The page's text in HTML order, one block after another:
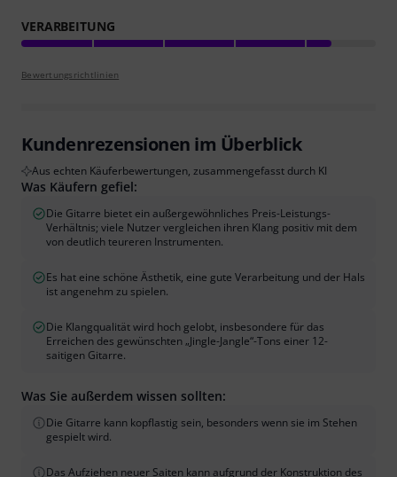
VERARBEITUNG
Bewertungsrichtlinien
Kundenrezensionen im Überblick
Aus echten Käuferbewertungen, zusammengefasst durch KI
Was Käufern gefiel:
Die Gitarre bietet ein außergewöhnliches Preis-Leistungs-
Verhältnis; viele Nutzer vergleichen ihren Klang positiv mit dem
von deutlich teureren Instrumenten.
Es hat eine schöne Ästhetik, eine gute Verarbeitung und der Hals
ist angenehm zu spielen.
Die Klangqualität wird hoch gelobt, insbesondere für das
Erreichen des gewünschten „Jingle-Jangle“-Tons einer 12-
saitigen Gitarre.
Was Sie außerdem wissen sollten:
Die Gitarre kann kopflastig sein, besonders wenn sie im Stehen
gespielt wird.
Das Aufziehen neuer Saiten kann aufgrund der Konstruktion des